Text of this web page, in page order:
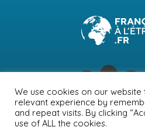
Pour en savoir plus sur les
Près de 80% des Français qui
sont employés dans le
NEWSLETTER PUBLICITÉ
We use cookies on our
relevant experience by
and repeat visits. By clicking
use of ALL the cookies.